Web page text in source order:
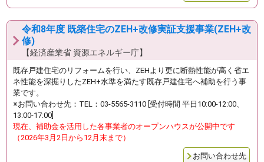
令和8年度 既築住宅のZEH+改修実証支援事業(ZEH+改
修)
【経済産業省 資源エネルギー庁】
既存戸建住宅のリフォームを行い、ZEHより更に断熱性能が高く省エ
ネ性能を深掘りしたZEH+水準を満たす既存戸建住宅へ補助を行う事
業です。
※お問い合わせ先：TEL：03-5565-3110 [受付時間 平日10:00-12:00、
13:00-17:00]
現在、補助金を活用した各事業者のオープンハウスが公開中です
（2026年3月2日から12月末まで）
お問い合わせ先